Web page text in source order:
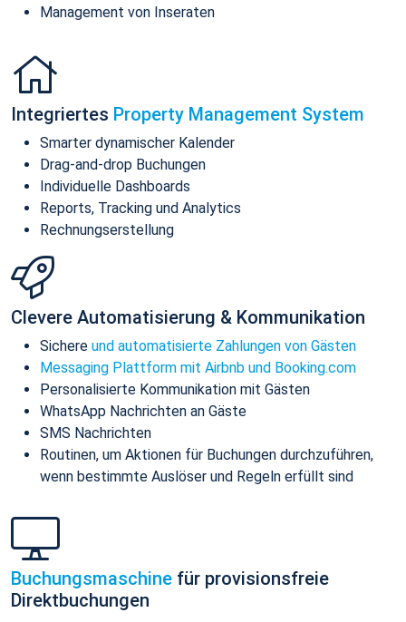
Management von Inseraten
Integriertes Property Management System
Smarter dynamischer Kalender
Drag-and-drop Buchungen
Individuelle Dashboards
Reports, Tracking und Analytics
Rechnungserstellung
Clevere Automatisierung & Kommunikation
Sichere und automatisierte Zahlungen von Gästen
Messaging Plattform mit Airbnb und Booking.com
Personalisierte Kommunikation mit Gästen
WhatsApp Nachrichten an Gäste
SMS Nachrichten
Routinen, um Aktionen für Buchungen durchzuführen,
wenn bestimmte Auslöser und Regeln erfüllt sind
Buchungsmaschine für provisionsfreie
Direktbuchungen